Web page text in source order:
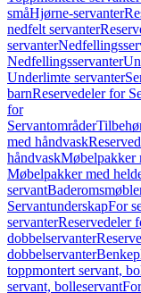
småHjørne-servanter
nedfelt servanter
servanter
Nedfellingsservanter
Underlimte servanter
barnReservedeler for
for
Servantområder
med håndvask
håndvaskMøbelpakker
Møbelpakker med
servant
ServantunderskapFor
servanterReservedeler
dobbelservanter
dobbelservanter
toppmontert servant,
servant, bolleservant